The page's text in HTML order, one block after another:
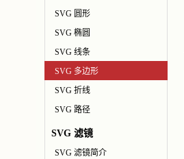
SVG 圆形
SVG 椭圆
SVG 线条
SVG 多边形
SVG 折线
SVG 路径
SVG 滤镜
SVG 滤镜简介